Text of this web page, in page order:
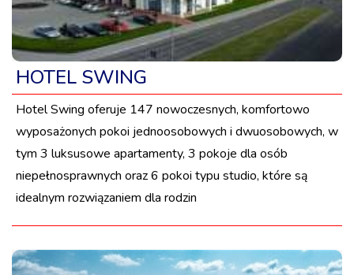
HOTEL SWING
Hotel Swing oferuje 147 nowoczesnych, komfortowo
wyposażonych pokoi jednoosobowych i dwuosobowych, w
tym 3 luksusowe apartamenty, 3 pokoje dla osób
niepełnosprawnych oraz 6 pokoi typu studio, które są
idealnym rozwiązaniem dla rodzin